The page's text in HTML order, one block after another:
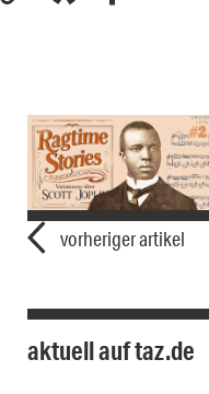
vorheriger artikel
aktuell auf taz.de